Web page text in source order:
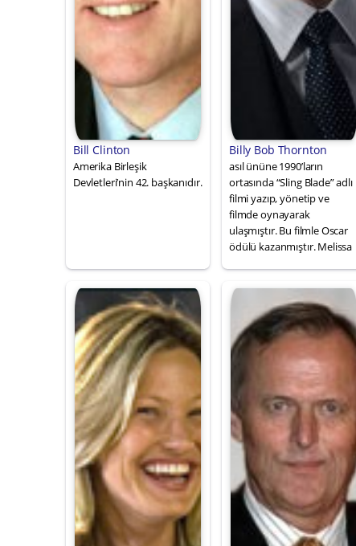
Bill Clinton
Amerika Birleşik
Devletleri’nin 42. başkanıdır.
Billy Bob Thornton
asıl ününe 1990’ların
ortasında “Sling Blade” adlı
filmi yazıp, yönetip ve
filmde oynayarak
ulaşmıştır. Bu filmle Oscar
ödülü kazanmıştır. Melissa